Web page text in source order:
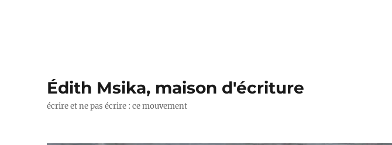
Édith Msika, maison d'écriture
écrire et ne pas écrire : ce mouvement